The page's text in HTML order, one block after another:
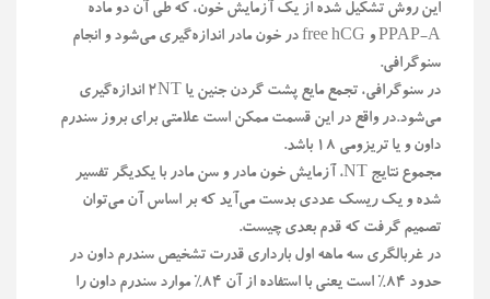
این روش تشکیل شده از یک آزمایش خون، که طی آن دو ماده
PPAP-A و free hCG در خون مادر اندازه‌گیری می‌شود و انجام
سنوگرافی.
در سنوگرافی، تجمع مایع پشت گردن جنین یا ۲NT اندازه‌گیری
می‌شود.در واقع در این قسمت ممکن است علامتی برای بروز سندرم
داون و یا تریزومی ۱۸ باشد.
مجموع نتایج NT، آزمایش خون مادر و سن مادر با یکدیگر تفسیر
شده و یک ریسک عددی بدست می‌آید که بر اساس آن می‌توان
تصمیم گرفت که قدم بعدی چیست.
در غربالگری سه ماهه اول بارداری قدرت تشخیص سندرم داون در
حدود ۸۴% است یعنی با استفاده از آن ۸۴% موارد سندرم داون را